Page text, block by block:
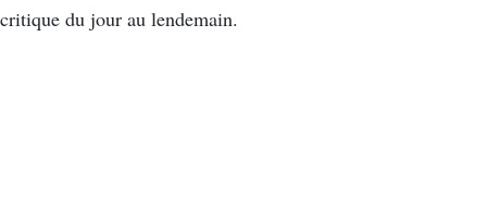
critique du jour au lendemain.